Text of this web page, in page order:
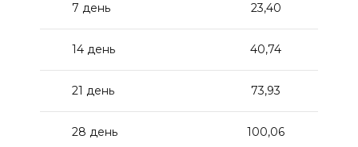
7 день 23,40
14 день 40,74
21 день 73,93
28 день 100,06